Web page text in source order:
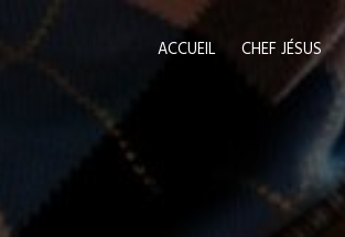
ACCUEIL CHEF JÉSUS
Panneau de gestion des cookies